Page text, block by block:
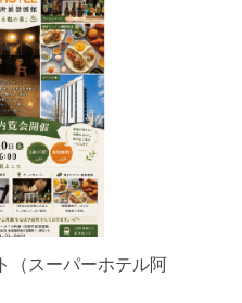
スーパーホテル阿